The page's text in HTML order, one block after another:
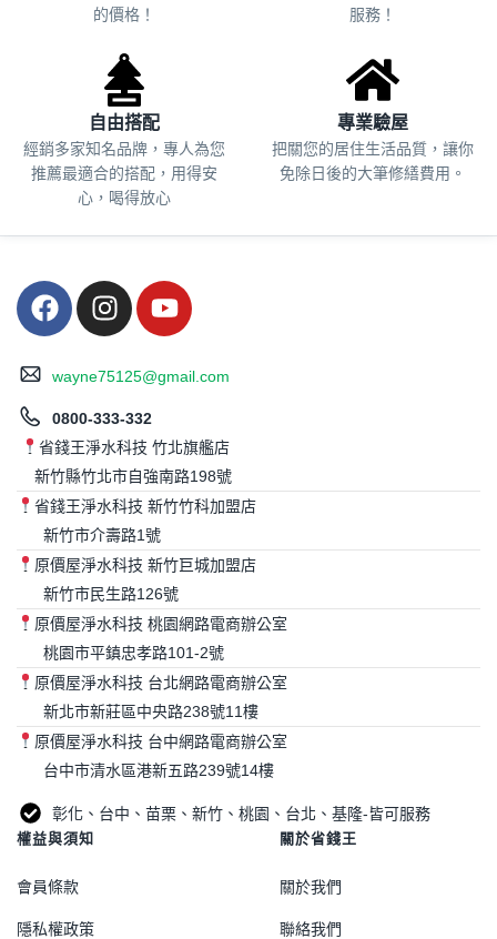
的價格！
服務！
自由搭配
經銷多家知名品牌，專人為您
推薦最適合的搭配，用得安
心，喝得放心
專業驗屋
把關您的居住生活品質， 讓你
免除日後的大筆修繕費用。
wayne75125@gmail.com
0800-333-332
省錢王淨水科技 竹北旗艦店
新竹縣竹北市自強南路198號
省錢王淨水科技 新竹竹科加盟店
新竹市介壽路1號
原價屋淨水科技 新竹巨城加盟店
新竹市民生路126號
原價屋淨水科技 桃園網路電商辦公室
桃園市平鎮忠孝路101-2號
原價屋淨水科技 台北網路電商辦公室
新北市新莊區中央路238號11樓
原價屋淨水科技 台中網路電商辦公室
台中市清水區港新五路239號14樓
彰化、台中、苗栗、新竹、桃園、台北、基隆-皆可服務
權益與須知
會員條款
隱私權政策
關於省錢王
關於我們
聯絡我們